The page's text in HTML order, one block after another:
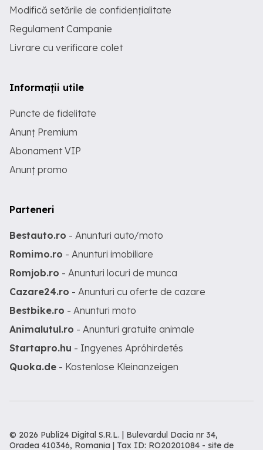
Modifică setările de confidențialitate
Regulament Campanie
Livrare cu verificare colet
Informații utile
Puncte de fidelitate
Anunț Premium
Abonament VIP
Anunț promo
Parteneri
Bestauto.ro - Anunturi auto/moto
Romimo.ro - Anunturi imobiliare
Romjob.ro - Anunturi locuri de munca
Cazare24.ro - Anunturi cu oferte de cazare
Bestbike.ro - Anunturi moto
Animalutul.ro - Anunturi gratuite animale
Startapro.hu - Ingyenes Apróhirdetés
Quoka.de - Kostenlose Kleinanzeigen
© 2026 Publi24 Digital S.R.L. | Bulevardul Dacia nr 34,
Oradea 410346, Romania | Tax ID: RO20201084 - site de